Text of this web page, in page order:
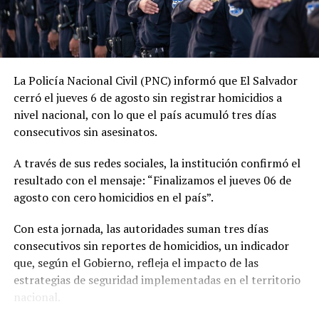
que va del año, las autoridades reportan 185 días sin
homicidios, mientras que 2025 también cerró con
indicadores favorables en materia de seguridad.
que el Gobierno mantendrá las acciones para localizar y
capturar a integrantes de estructuras criminales que
aún permanezcan activos.
“Todos aquellos que pretendan continuar con esa
cultura de muerte que las pandillas impusieron en el
pasado, sepan que ahora tenemos un Estado que será
implacable en hacer cumplir la ley”, afirmó Villatoro.
La Policía Nacional Civil (PNC) informó que El Salvador
cerró el jueves 6 de agosto sin registrar homicidios a
nivel nacional, con lo que el país acumuló tres días
consecutivos sin asesinatos.
A través de sus redes sociales, la institución confirmó el
resultado con el mensaje: “Finalizamos el jueves 06 de
agosto con cero homicidios en el país”.
Con esta jornada, las autoridades suman tres días
consecutivos sin reportes de homicidios, un indicador
que, según el Gobierno, refleja el impacto de las
estrategias de seguridad implementadas en el territorio
nacional.